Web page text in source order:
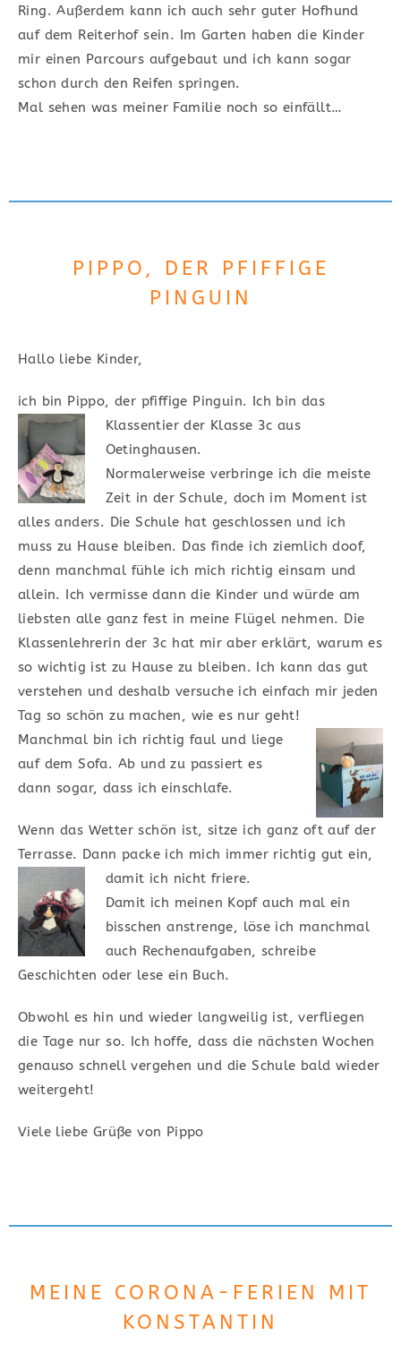
Ring. Außerdem kann ich auch sehr guter Hofhund
auf dem Reiterhof sein. Im Garten haben die Kinder
mir einen Parcours aufgebaut und ich kann sogar
schon durch den Reifen springen.
Mal sehen was meiner Familie noch so einfällt…
PIPPO, DER PFIFFIGE
PINGUIN
Hallo liebe Kinder,
ich bin Pippo, der pfiffige Pinguin. Ich bin das
Klassentier der Klasse 3c aus
Oetinghausen.
Normalerweise verbringe ich die meiste
Zeit in der Schule, doch im Moment ist
alles anders. Die Schule hat geschlossen und ich
muss zu Hause bleiben. Das finde ich ziemlich doof,
denn manchmal fühle ich mich richtig einsam und
allein. Ich vermisse dann die Kinder und würde am
liebsten alle ganz fest in meine Flügel nehmen. Die
Klassenlehrerin der 3c hat mir aber erklärt, warum es
so wichtig ist zu Hause zu bleiben. Ich kann das gut
verstehen und deshalb versuche ich einfach mir jeden
Tag so schön zu machen, wie es nur geht!
Manchmal bin ich richtig faul und liege
auf dem Sofa. Ab und zu passiert es
dann sogar, dass ich einschlafe.
Wenn das Wetter schön ist, sitze ich ganz oft auf der
Terrasse. Dann packe ich mich immer richtig gut ein,
damit ich nicht friere.
Damit ich meinen Kopf auch mal ein
bisschen anstrenge, löse ich manchmal
auch Rechenaufgaben, schreibe
Geschichten oder lese ein Buch.
Obwohl es hin und wieder langweilig ist, verfliegen
die Tage nur so. Ich hoffe, dass die nächsten Wochen
genauso schnell vergehen und die Schule bald wieder
weitergeht!
Viele liebe Grüße von Pippo
MEINE CORONA-FERIEN MIT
KONSTANTIN